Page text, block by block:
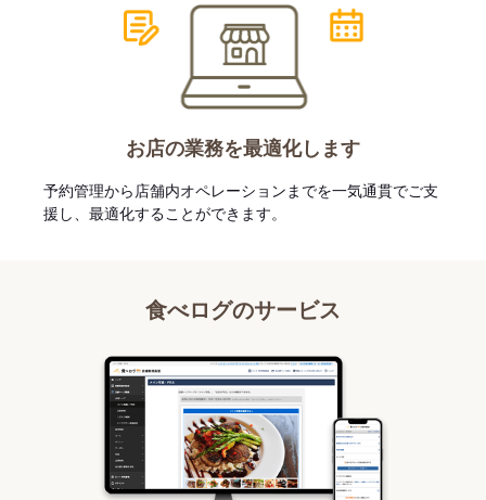
お店の業務を最適化します
予約管理から店舗内オペレーションまでを一気通貫でご支
援し、最適化することができます。
食べログのサービス